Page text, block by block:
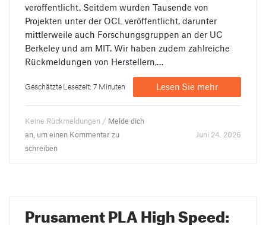
veröffentlicht. Seitdem wurden Tausende von
Projekten unter der OCL veröffentlicht, darunter
mittlerweile auch Forschungsgruppen an der UC
Berkeley und am MIT. Wir haben zudem zahlreiche
Rückmeldungen von Herstellern,…
Geschätzte Lesezeit: 7 Minuten Lesen Sie mehr
Keine Rückmeldungen / Melde dich
an, um einen Kommentar zu
schreiben
Juni 24. 2026
Prusament PLA High Speed: